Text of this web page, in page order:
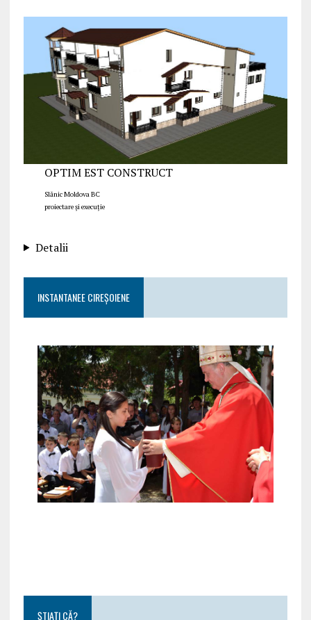
OPTIM EST CONSTRUCT
Slănic Moldova BC
proiectare și execuție
Detalii
INSTANTANEE CIREȘOIENE
ȘTIAȚI CĂ?